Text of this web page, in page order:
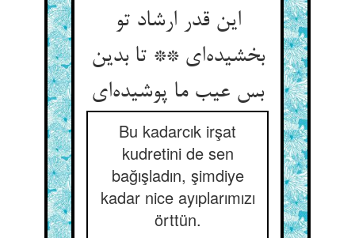
این قدر ارشاد تو
بخشیده‌‌ای ** تا بدین
Bu kadarcık irşat
kudretini de sen
bağışladın, şimdiye
kadar nice ayıplarımızı
örttün.